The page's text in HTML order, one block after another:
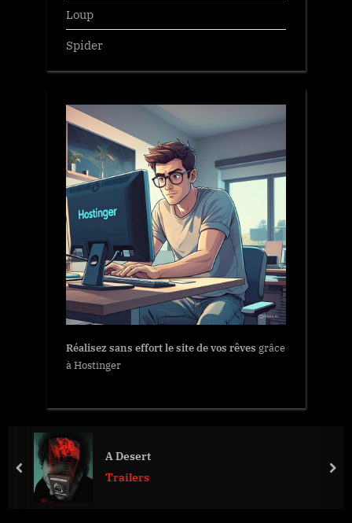
Loup
Spider
Réalisez sans effort le site de vos rêves grâce
à Hostinger
A Desert
Trailers
prev